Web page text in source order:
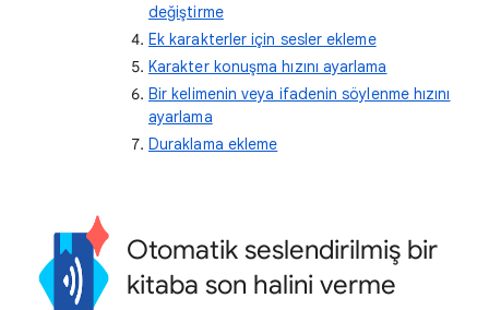
değiştirme
Ek karakterler için sesler ekleme
Karakter konuşma hızını ayarlama
Bir kelimenin veya ifadenin söylenme hızını
ayarlama
Duraklama ekleme
Otomatik seslendirilmiş bir
kitaba son halini verme